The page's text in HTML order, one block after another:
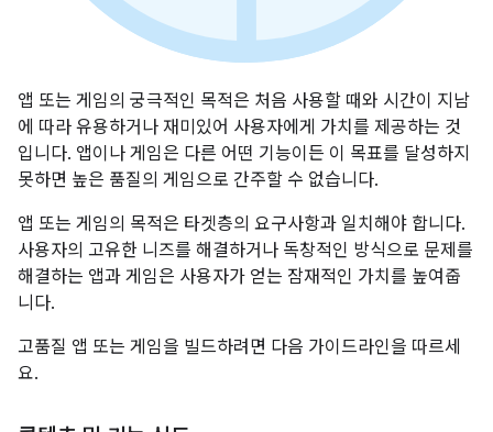
앱 또는 게임의 궁극적인 목적은 처음 사용할 때와 시간이 지남
에 따라 유용하거나 재미있어 사용자에게 가치를 제공하는 것
입니다. 앱이나 게임은 다른 어떤 기능이든 이 목표를 달성하지
못하면 높은 품질의 게임으로 간주할 수 없습니다.
앱 또는 게임의 목적은 타겟층의 요구사항과 일치해야 합니다.
사용자의 고유한 니즈를 해결하거나 독창적인 방식으로 문제를
해결하는 앱과 게임은 사용자가 얻는 잠재적인 가치를 높여줍
니다.
고품질 앱 또는 게임을 빌드하려면 다음 가이드라인을 따르세
요.